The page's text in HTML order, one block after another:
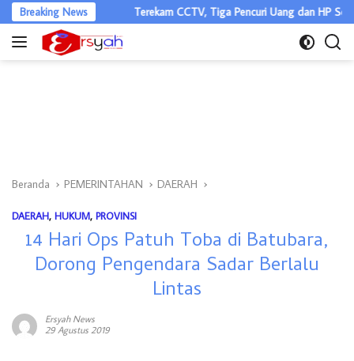
Langsung
ke
Breaking NewsTerekam CCTV, Tiga Pencuri Uang dan HP Sopir Dibekuk
Beranda PEMERINTAHAN DAERAH
DAERAH, HUKUM, PROVINSI
14 Hari Ops Patuh Toba di Batubara,
Dorong Pengendara Sadar Berlalu
Lintas
Ersyah News
29 Agustus 2019